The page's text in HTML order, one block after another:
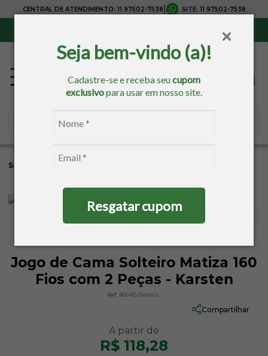
Seja bem-vindo (a)!
Cadastre-se e receba seucupom
exclusivopara usar em nosso site.
Resgatar cupom
CENTRAL DE ATENDIMENTO: 11 97502-7538 SITE: 11 97502-7538
Sacaria
Jogo de Cama Solteiro Matiza 160
Fios com 2 Peças - Karsten
Ref: 866415-Branco
Compartilhar
R$ 118,28